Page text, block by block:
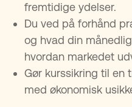
fremtidige ydelser.
Du ved på forhånd
og hvad din
hvordan markedet
Gør kurssikring til en
med økonomisk